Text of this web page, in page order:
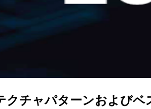
チャパターンおよび